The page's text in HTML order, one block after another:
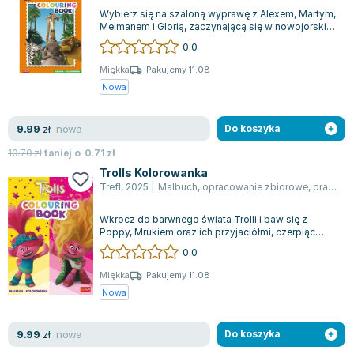
Książki o naukach politycznych dla studentów
Książki do nauk przyrodniczych dla studentów
Książki do nauk społecznych dla studentów
Książki do nauk ścisłych dla studentów
Technologia żywności - książki
Zarządzanie i marketing - książki
Podręczniki dla nauczycieli - metodyka
Repetytoria, testy i materiały pomocnicze
Bolesław Prus
Clive Cussler
Wanda Chotomska
Józef Ignacy Kraszewski
Martyna Wojciechowska
Melissa De la Cruz
Jaś Kapela
Agatha Christie
Witold Gadowski
Jan Pietrzak
Marcin Kowalczyk
Piotr Zychowicz
Piotr Kościelny
Jan Piński
Wybierz się na szaloną wyprawę z Alexem, Martym,
Melmanem i Glorią, zaczynającą się w nowojorskim
zoo i prowadzącą aż na malownicz...
0.0
Miękka
Pakujemy 11.08
Nowa
9.99 zł nowa
10.70złtaniej o 0.71 zł
Do koszyka
Trolls Kolorowanka
Trefl, 2025 Malbuch, opracowanie zbiorowe, praca zbiorowa
Wkrocz do barwnego świata Trolli i baw się z
Poppy, Mrukiem oraz ich przyjaciółmi, czerpiąc
radość z każdej chwili! Ta książeczka...
0.0
Miękka
Pakujemy 11.08
Nowa
9.99 zł nowa Do koszyka